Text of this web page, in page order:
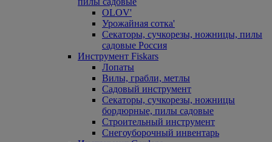
OLOV'
Урожайная сотка'
Секаторы, сучкорезы, ножницы, пилы
садовые Россия
Инструмент Fiskars
Лопаты
Вилы, грабли, метлы
Садовый инструмент
Секаторы, сучкорезы, ножницы
бордюрные, пилы садовые
Строительный инструмент
Снегоуборочный инвентарь